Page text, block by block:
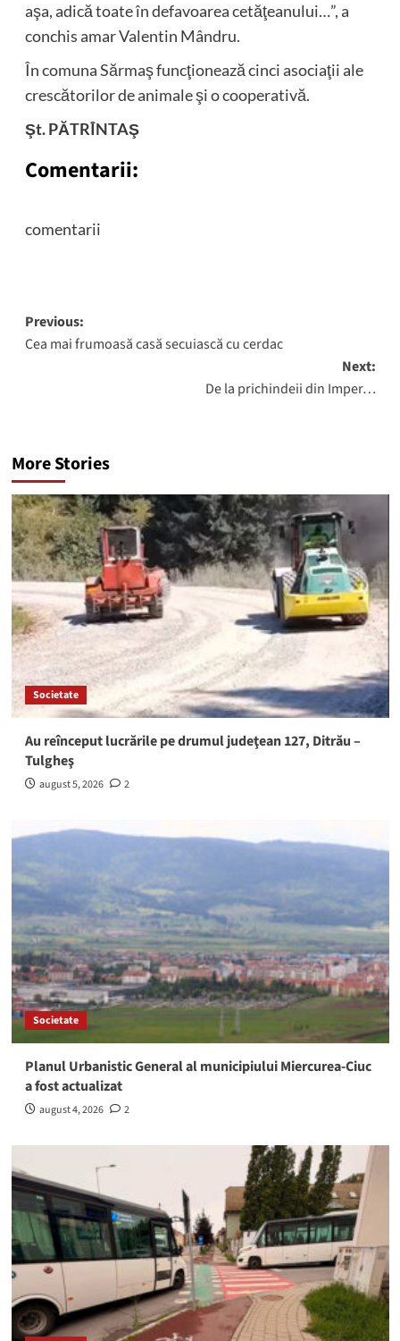
aşa, adică toate în defavoarea cetăţeanului…”, a
conchis amar Valentin Mândru.
În comuna Sărmaş funcţionează cinci asociaţii ale
crescătorilor de animale şi o cooperativă.
Şt. PĂTRÎNTAŞ
Comentarii:
comentarii
Post
navigation
Previous:
Cea mai frumoasă casă secuiască cu cerdac
Next:
De la prichindeii din Imper…
More Stories
Societate
Au reînceput lucrările pe drumul judeţean 127, Ditrău –
Tulgheş
august 5, 2026 2
Societate
Planul Urbanistic General al municipiului Miercurea-Ciuc
a fost actualizat
august 4, 2026 2